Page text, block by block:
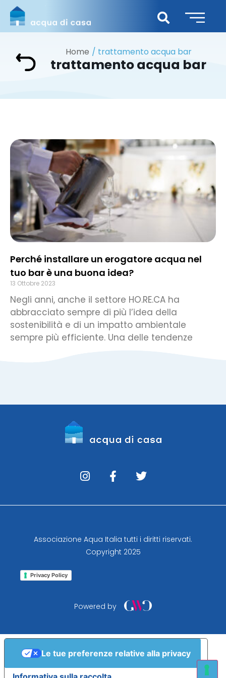
Home trattamento acqua bar
trattamento acqua bar
Perché installare un erogatore acqua nel
tuo bar è una buona idea?
13 Ottobre 2023
Negli anni, anche il settore HO.RE.CA ha
abbracciato sempre di più l’idea della
sostenibilità e di un impatto ambientale
sempre più efficiente. Una delle tendenze
Associazione Aqua Italia tutti i diritti riservati.
Copyright 2025
Privacy Policy
Powered by
Le tue preferenze relative alla privacy